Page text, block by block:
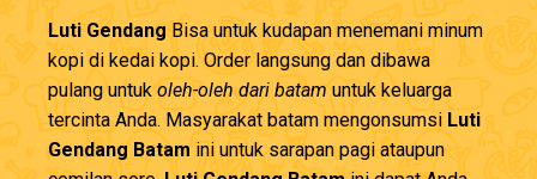
Luti GendangBisa untuk kudapan menemani minum
kopi di kedai kopi. Order langsung dan dibawa
pulang untukoleh-oleh dari batamuntuk keluarga
tercinta Anda. Masyarakat batam mengonsumsi Luti
Gendang Batamini untuk sarapan pagi ataupun